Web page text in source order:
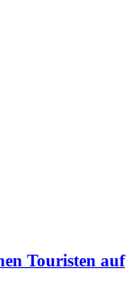
Touristen auf